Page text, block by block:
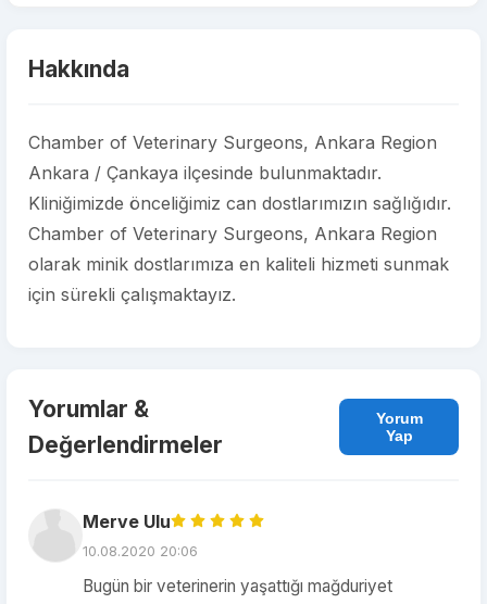
Hakkında
Chamber of Veterinary Surgeons, Ankara Region
Ankara / Çankaya ilçesinde bulunmaktadır.
Kliniğimizde önceliğimiz can dostlarımızın sağlığıdır.
Chamber of Veterinary Surgeons, Ankara Region
olarak minik dostlarımıza en kaliteli hizmeti sunmak
için sürekli çalışmaktayız.
Yorumlar &
Değerlendirmeler
Yorum
Yap
Merve Ulu
10.08.2020 20:06
Bugün bir veterinerin yaşattığı mağduriyet